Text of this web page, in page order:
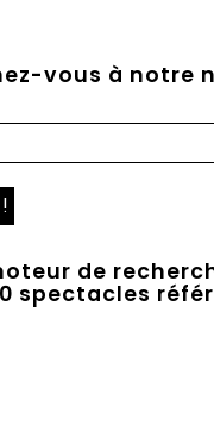
vous à notre
de
spectacles